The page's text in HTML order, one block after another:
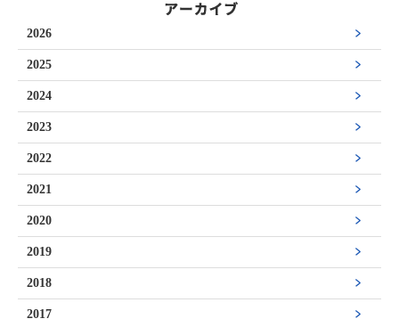
2026
2025
2024
2023
2022
2021
2020
2019
2018
2017